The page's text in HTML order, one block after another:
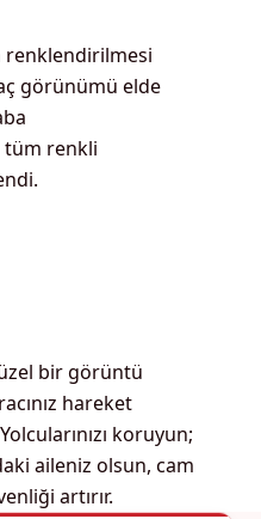
renklendirilmesi
görünümü elde
tüm renkli
bir görüntü
hareket
koruyun;
aileniz olsun, cam
artırır.